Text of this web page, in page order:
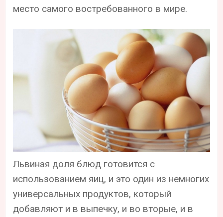
место самого востребованного в мире.
Львиная доля блюд готовится с
использованием яиц, и это один из немногих
универсальных продуктов, который
добавляют и в выпечку, и во вторые, и в